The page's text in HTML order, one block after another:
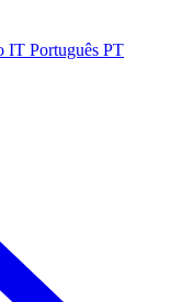
IT Português PT